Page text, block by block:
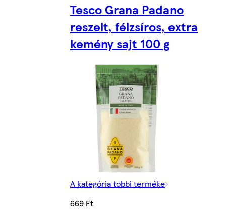
Tesco Grana Padano
reszelt, félzsíros, extra
kemény sajt 100 g
A kategória többi terméke
669 Ft